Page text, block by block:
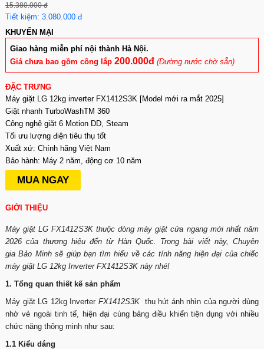
15.380.000 đ
Tiết kiệm: 3.080.000 đ
KHUYẾN MẠI
Giao hàng miễn phí nội thành Hà Nội.
Giá chưa bao gồm công lắp 200.000đ (Đường nước chờ sẵn)
ĐẶC TRƯNG
Máy giặt LG 12kg inverter FX1412S3K [Model mới ra mắt 2025]
Giặt nhanh TurboWashTM 360
Công nghệ giặt 6 Motion DD, Steam
Tối ưu lượng điện tiêu thụ tốt
Xuất xứ: Chính hãng Việt Nam
Bảo hành: Máy 2 năm, động cơ 10 năm
MUA NGAY
GIỚI THIỆU
Máy giặt LG FX1412S3K thuộc dòng máy giặt cửa ngang mới nhất năm
2026 của thương hiệu đến từ Hàn Quốc. Trong bài viết này, Chuyên
gia Bảo Minh sẽ giúp bạn tìm hiểu về các tính năng hiện đại của chiếc
máy giặt LG 12kg Inverter FX1412S3K này nhé!
1. Tổng quan thiết kế sản phẩm
Máy giặt LG 12kg Inverter FX1412S3K thu hút ánh nhìn của người dùng
nhờ vẻ ngoài tinh tế, hiện đại cùng bảng điều khiển tiện dụng với nhiều
chức năng thông minh như sau:
1.1 Kiểu dáng